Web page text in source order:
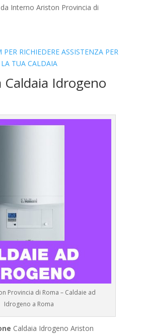
Interno Ariston Provincia di
RICHIEDERE ASSISTENZA PER
LA TUA CALDAIA
Caldaia Idrogeno
Provincia di Roma – Caldaie ad
Idrogeno a Roma
Caldaia Idrogeno Ariston